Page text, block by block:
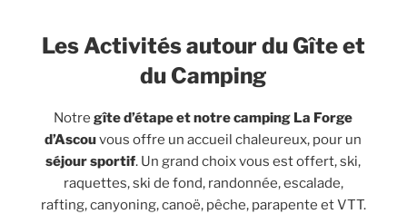
Les Activités autour du Gîte et
du Camping
Notregîte d’étape et notre camping La Forge
d’Ascouvous offre un accueil chaleureux, pour un
séjour sportif. Un grand choix vous est offert, ski,
raquettes, ski de fond, randonnée, escalade,
rafting, canyoning, canoë, pêche, parapente et VTT.